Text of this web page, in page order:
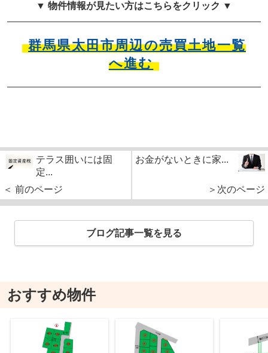
▼ 物件情報が見たい方はこちらをクリック ▼
群馬県太田市周辺の売買土地一覧
へ進む
テラス囲いには固
定...
＜ 前のページ
お金がないときに家...
＞次のページ
ブログ記事一覧を見る
おすすめ物件